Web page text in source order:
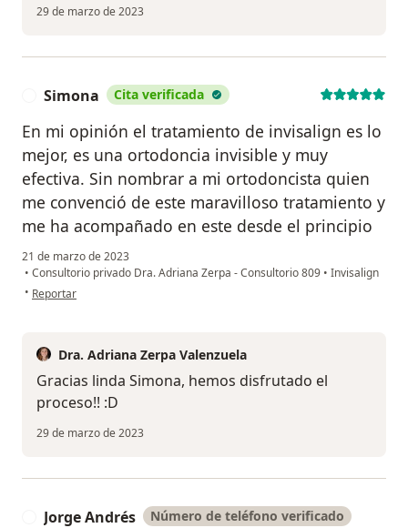
29 de marzo de 2023
Simona Cita verificada
En mi opinión el tratamiento de invisalign es lo
mejor, es una ortodoncia invisible y muy
efectiva. Sin nombrar a mi ortodoncista quien
me convenció de este maravilloso tratamiento y
me ha acompañado en este desde el principio
21 de marzo de 2023
• Consultorio privado Dra. Adriana Zerpa - Consultorio 809 • Invisalign
• en opinión del usuario Simona
Reportar
Dra. Adriana Zerpa Valenzuela
Gracias linda Simona, hemos disfrutado el
proceso!! :D
29 de marzo de 2023
Jorge Andrés Número de teléfono verificado